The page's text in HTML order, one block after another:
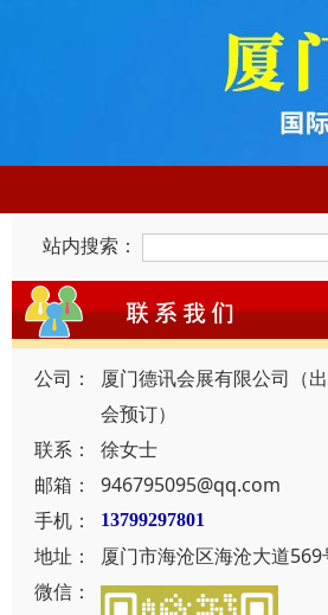
站内搜索：
公司：
厦门德讯会展有限公司（
会预订）
联系：
徐女士
邮箱：
946795095@qq.com
手机：
13799297801
地址：
厦门市海沧区海沧大道
微信：